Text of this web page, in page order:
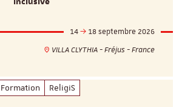
14
18 septembre 2026
VILLA CLYTHIA - Fréjus - France
Formation ReligiS